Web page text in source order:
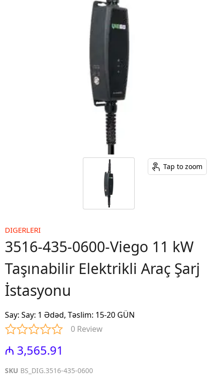
Tap to zoom
DIGERLERI
3516-435-0600-Viego 11 kW
Taşınabilir Elektrikli Araç Şarj
İstasyonu
Say: Say: 1 Ədəd, Təslim: 15-20 GÜN
0 Review
₼ 3,565.91
SKU BS_DIG.3516-435-0600